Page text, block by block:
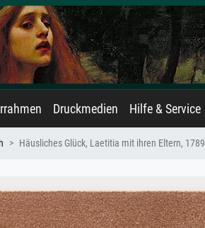
Druckmedien Hilfe & Service
Häusliches Glück, Laetitia mit ihren Eltern, 1789